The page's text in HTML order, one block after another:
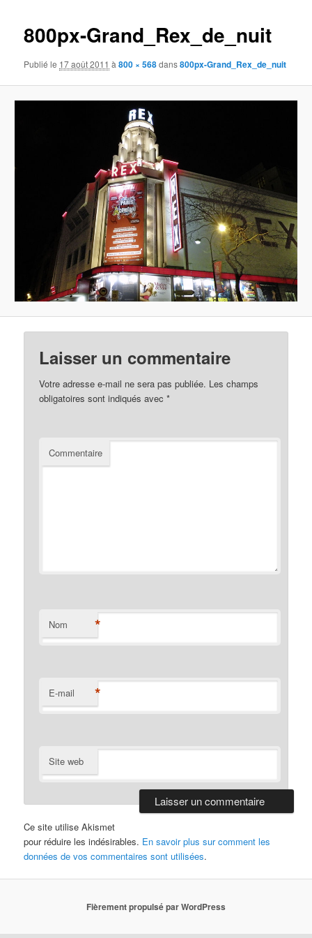
800px-Grand_Rex_de_nuit
Publié le 17 août 2011 à800 × 568dans800px-Grand_Rex_de_nuit
Laisser un commentaire
Votre adresse e-mail ne sera pas publiée. Les champs
obligatoires sont indiqués avec*
Commentaire
Nom *
E-mail *
Site web
Ce site utilise Akismet
pour réduire les indésirables. En savoir plus sur comment les
données de vos commentaires sont utilisées.
Fièrement propulsé par WordPress